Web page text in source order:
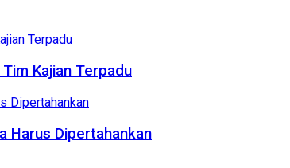
Kajian Terpadu
Harus Dipertahankan